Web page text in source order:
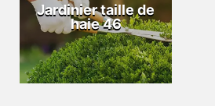
Jardinier taille de
haie 46